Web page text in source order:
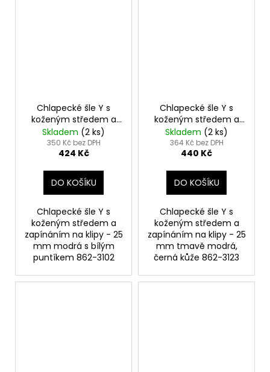
Chlapecké šle Y s
koženým středem a
zapínáním na klipy -
25 mm modrá s bílým
puntíkem 862-3102
Skladem (2 ks)
350 Kč bez DPH
424 Kč
DO KOŠÍKU
Chlapecké šle Y s
koženým středem a
zapínáním na klipy - 25
mm modrá s bílým
puntíkem 862-3102
Chlapecké šle Y s
koženým středem a
zapínáním na klipy -
25 mm tmavě modrá,
černá kůže 862-3123
Skladem (2 ks)
364 Kč bez DPH
440 Kč
DO KOŠÍKU
Chlapecké šle Y s
koženým středem a
zapínáním na klipy - 25
mm tmavě modrá,
černá kůže 862-3123